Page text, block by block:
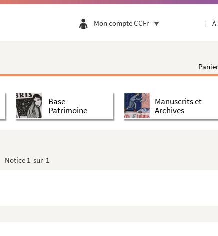
Mon compte CCFr
Panier
Base
Patrimoine
Manuscrits et
Archives
Notice 1 sur 1